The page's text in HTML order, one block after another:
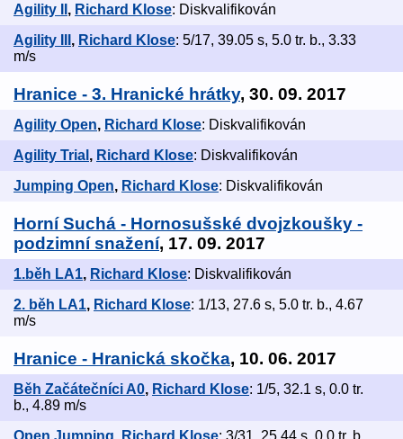
Agility II , Richard Klose: Diskvalifikován
Agility III , Richard Klose: 5/17, 39.05 s, 5.0 tr. b., 3.33
m/s
Hranice - 3. Hranické hrátky, 30. 09. 2017
Agility Open, Richard Klose: Diskvalifikován
Agility Trial , Richard Klose: Diskvalifikován
Jumping Open, Richard Klose: Diskvalifikován
Horní Suchá - Hornosušské dvojzkoušky -
podzimní snažení, 17. 09. 2017
1.běh LA1, Richard Klose: Diskvalifikován
2. běh LA1, Richard Klose: 1/13, 27.6 s, 5.0 tr. b., 4.67
m/s
Hranice - Hranická skočka, 10. 06. 2017
Běh Začátečníci A0, Richard Klose: 1/5, 32.1 s, 0.0 tr.
b., 4.89 m/s
Open Jumping
Richard Klose: 3/31, 25.44 s, 0.0 tr. b.,